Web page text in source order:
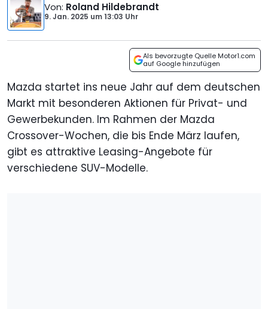
Von: Roland Hildebrandt
9. Jan. 2025 um13:03 Uhr
Als bevorzugte Quelle Motor1.com
auf Google hinzufügen
Mazda startet ins neue Jahr auf dem deutschen
Markt mit besonderen Aktionen für Privat- und
Gewerbekunden. Im Rahmen der Mazda
Crossover-Wochen, die bis Ende März laufen,
gibt es attraktive Leasing-Angebote für
verschiedene SUV-Modelle.